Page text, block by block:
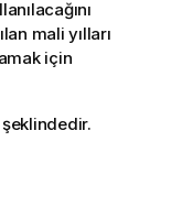
mali yılları
için
şeklindedir.